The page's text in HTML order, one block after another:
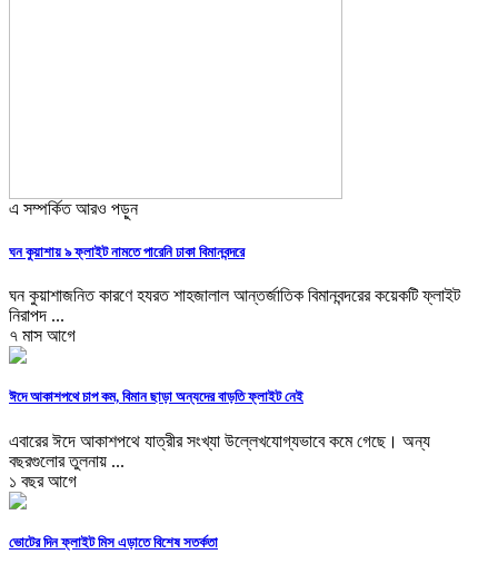
এ সম্পর্কিত আরও পড়ুন
ঘন কুয়াশায় ৯ ফ্লাইট নামতে পারেনি ঢাকা বিমানবন্দরে
ঘন কুয়াশাজনিত কারণে হযরত শাহজালাল আন্তর্জাতিক বিমানবন্দরের কয়েকটি ফ্লাইট
নিরাপদ ...
৭ মাস আগে
ঈদে আকাশপথে চাপ কম, বিমান ছাড়া অন্যদের বাড়তি ফ্লাইট নেই
এবারের ঈদে আকাশপথে যাত্রীর সংখ্যা উল্লেখযোগ্যভাবে কমে গেছে। অন্য
বছরগুলোর তুলনায় ...
১ বছর আগে
ভোটের দিন ফ্লাইট মিস এড়াতে বিশেষ সতর্কতা